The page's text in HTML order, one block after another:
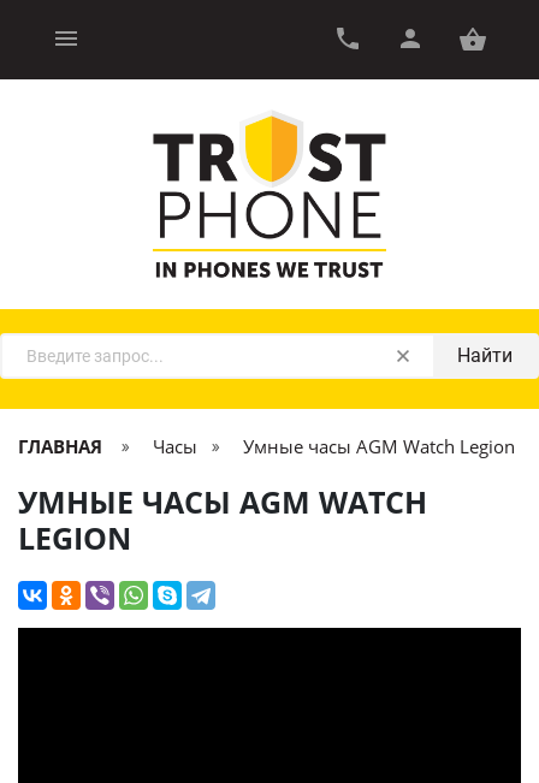
Найти
ГЛАВНАЯ Часы Умные часы AGM Watch Legion
УМНЫЕ ЧАСЫ AGM WATCH
LEGION